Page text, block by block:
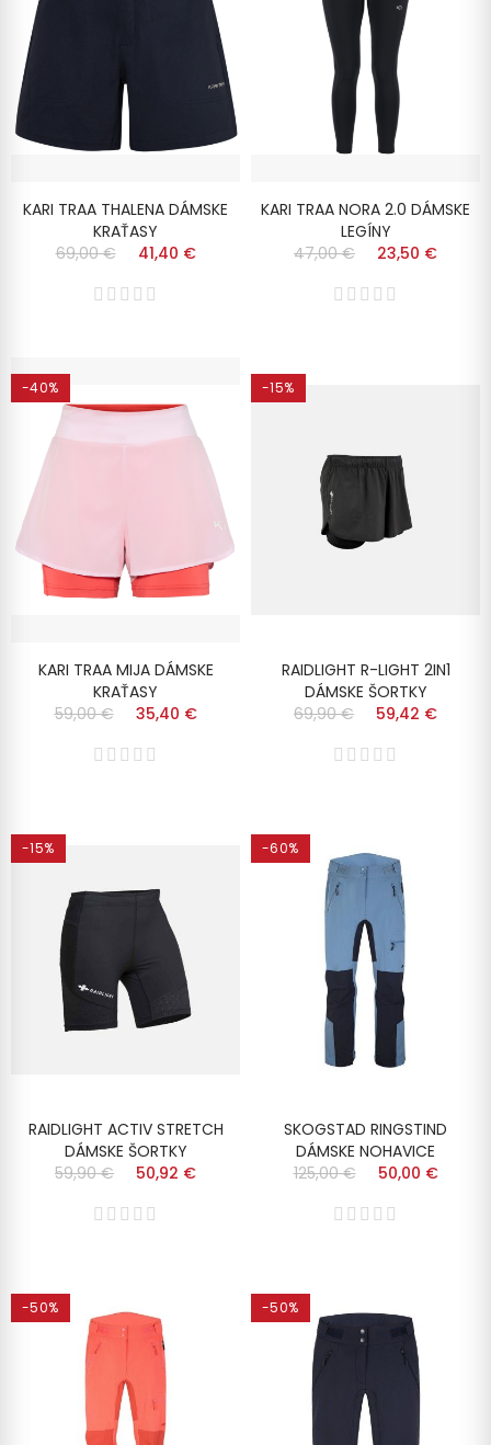
KARI TRAA THALENA DÁMSKE
KRAŤASY
69,00 €
41,40 €
KARI TRAA NORA 2.0 DÁMSKE
LEGÍNY
47,00 €
23,50 €
-40%
KARI TRAA MIJA DÁMSKE
KRAŤASY
59,00 €
35,40 €
-15%
RAIDLIGHT R-LIGHT 2IN1
DÁMSKE ŠORTKY
69,90 €
59,42 €
-15%
RAIDLIGHT ACTIV STRETCH
DÁMSKE ŠORTKY
59,90 €
50,92 €
-60%
SKOGSTAD RINGSTIND
DÁMSKE NOHAVICE
125,00 €
50,00 €
-50% -50%